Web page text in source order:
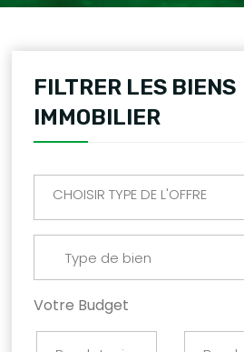
FILTRER LES BIENS
IMMOBILIER
CHOISIR TYPE DE L'OFFRE
Type de bien
Votre Budget